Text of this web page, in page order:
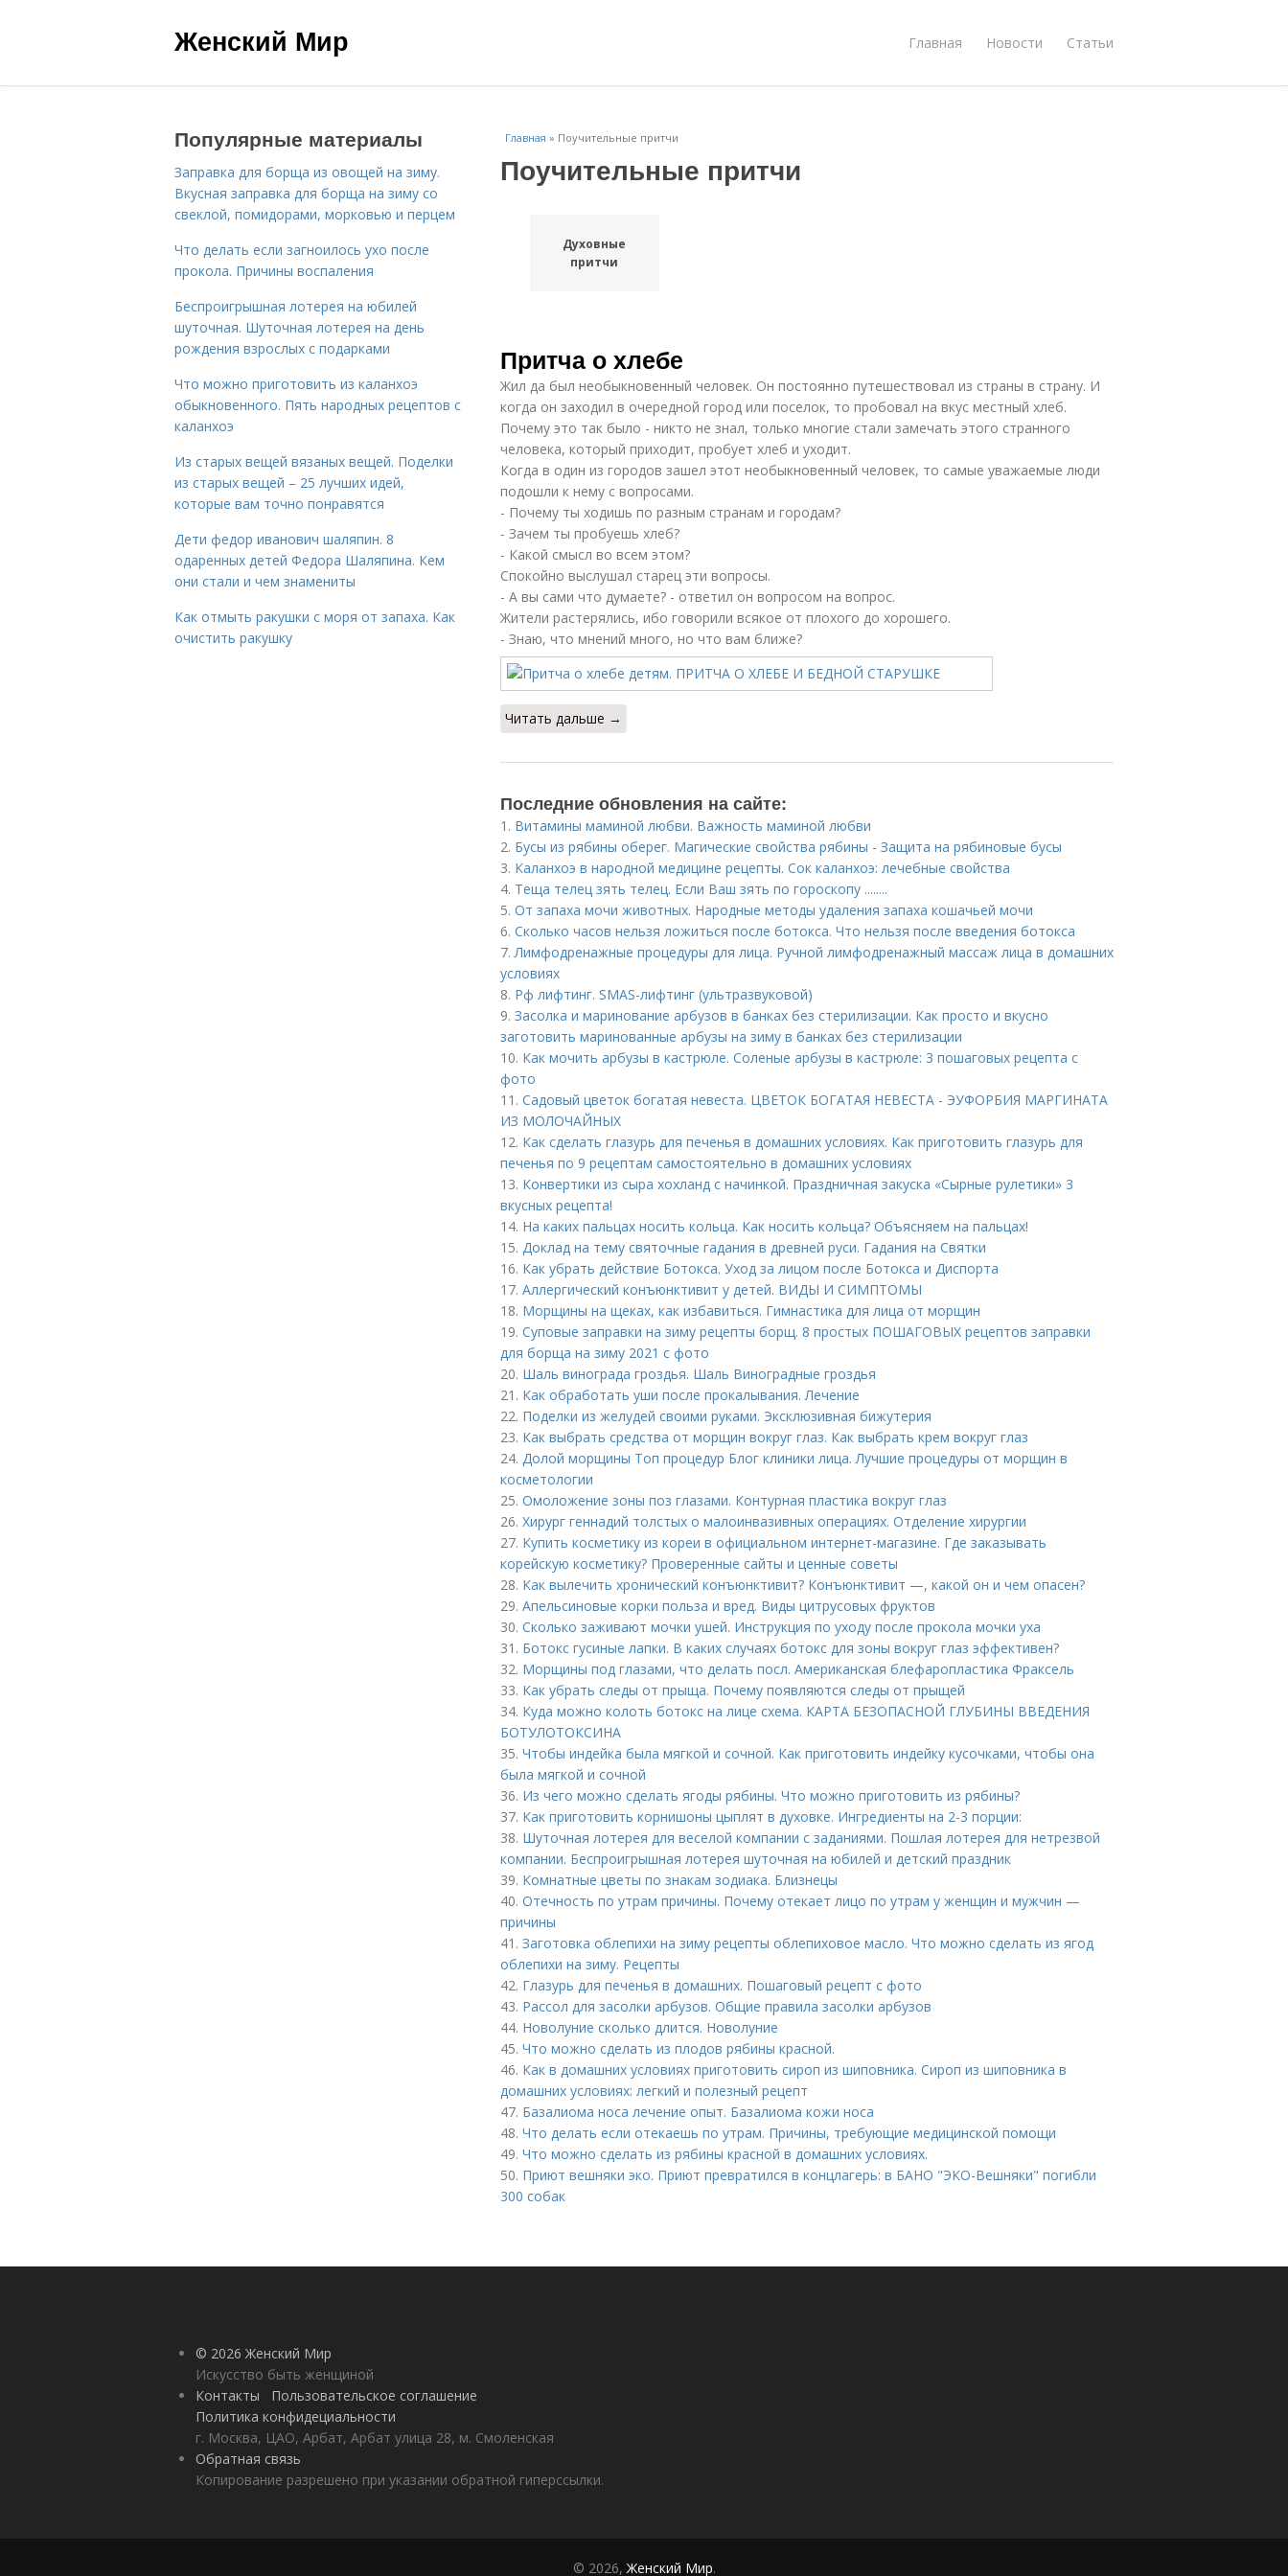
Женский Мир Главная Новости Статьи
Главная » Поучительные притчи
Поучительные притчи
Духовные
притчи
Притча о хлебе
Жил да был необыкновенный человек. Он постоянно путешествовал из страны в страну. И
когда он заходил в очередной город или поселок, то пробовал на вкус местный хлеб.
Почему это так было - никто не знал, только многие стали замечать этого странного
человека, который приходит, пробует хлеб и уходит.
Когда в один из городов зашел этот необыкновенный человек, то самые уважаемые люди
подошли к нему с вопросами.
- Почему ты ходишь по разным странам и городам?
- Зачем ты пробуешь хлеб?
- Какой смысл во всем этом?
Спокойно выслушал старец эти вопросы.
- А вы сами что думаете? - ответил он вопросом на вопрос.
Жители растерялись, ибо говорили всякое от плохого до хорошего.
- Знаю, что мнений много, но что вам ближе?
Читать дальше →
Последние обновления на сайте:
1. Витамины маминой любви. Важность маминой любви
2. Бусы из рябины оберег. Магические свойства рябины - Защита на рябиновые бусы
3. Каланхоэ в народной медицине рецепты. Сок каланхоэ: лечебные свойства
4. Теща телец зять телец. Если Ваш зять по гороскопу ........
5. От запаха мочи животных. Народные методы удаления запаха кошачьей мочи
6. Сколько часов нельзя ложиться после ботокса. Что нельзя после введения ботокса
7.Лимфодренажные процедуры для лица. Ручной лимфодренажный массаж лица в домашних
условиях
8. Рф лифтинг. SMAS-лифтинг (ультразвуковой)
9. Засолка и маринование арбузов в банках без стерилизации. Как просто и вкусно
заготовить маринованные арбузы на зиму в банках без стерилизации
10. Как мочить арбузы в кастрюле. Соленые арбузы в кастрюле: 3 пошаговых рецепта с
фото
11. Садовый цветок богатая невеста. ЦВЕТОК БОГАТАЯ НЕВЕСТА - ЭУФОРБИЯ МАРГИНАТА
ИЗ МОЛОЧАЙНЫХ
12. Как сделать глазурь для печенья в домашних условиях. Как приготовить глазурь для
печенья по 9 рецептам самостоятельно в домашних условиях
13. Конвертики из сыра хохланд с начинкой. Праздничная закуска «Сырные рулетики» 3
вкусных рецепта!
14. На каких пальцах носить кольца. Как носить кольца? Объясняем на пальцах!
15. Доклад на тему святочные гадания в древней руси. Гадания на Святки
16. Как убрать действие Ботокса. Уход за лицом после Ботокса и Диспорта
17. Аллергический конъюнктивит у детей. ВИДЫ И СИМПТОМЫ
18. Морщины на щеках, как избавиться. Гимнастика для лица от морщин
19. Суповые заправки на зиму рецепты борщ. 8 простых ПОШАГОВЫХ рецептов заправки
для борща на зиму 2021 с фото
20. Шаль винограда гроздья. Шаль Виноградные гроздья
21. Как обработать уши после прокалывания. Лечение
22. Поделки из желудей своими руками. Эксклюзивная бижутерия
23. Как выбрать средства от морщин вокруг глаз. Как выбрать крем вокруг глаз
24. Долой морщины Топ процедур Блог клиники лица. Лучшие процедуры от морщин в
косметологии
25. Омоложение зоны поз глазами. Контурная пластика вокруг глаз
26. Хирург геннадий толстых о малоинвазивных операциях. Отделение хирургии
27. Купить косметику из кореи в официальном интернет-магазине. Где заказывать
корейскую косметику? Проверенные сайты и ценные советы
28. Как вылечить хронический конъюнктивит? Конъюнктивит —, какой он и чем опасен?
29. Апельсиновые корки польза и вред. Виды цитрусовых фруктов
30. Сколько заживают мочки ушей. Инструкция по уходу после прокола мочки уха
31. Ботокс гусиные лапки. В каких случаях ботокс для зоны вокруг глаз эффективен?
32. Морщины под глазами, что делать посл. Американская блефаропластика Фраксель
33. Как убрать следы от прыща. Почему появляются следы от прыщей
34. Куда можно колоть ботокс на лице схема. КАРТА БЕЗОПАСНОЙ ГЛУБИНЫ ВВЕДЕНИЯ
БОТУЛОТОКСИНА
35. Чтобы индейка была мягкой и сочной. Как приготовить индейку кусочками, чтобы она
была мягкой и сочной
36. Из чего можно сделать ягоды рябины. Что можно приготовить из рябины?
37. Как приготовить корнишоны цыплят в духовке. Ингредиенты на 2-3 порции:
38. Шуточная лотерея для веселой компании с заданиями. Пошлая лотерея для нетрезвой
компании. Беспроигрышная лотерея шуточная на юбилей и детский праздник
39. Комнатные цветы по знакам зодиака. Близнецы
40. Отечность по утрам причины. Почему отекает лицо по утрам у женщин и мужчин —
причины
41. Заготовка облепихи на зиму рецепты облепиховое масло. Что можно сделать из ягод
облепихи на зиму. Рецепты
42. Глазурь для печенья в домашних. Пошаговый рецепт с фото
43. Рассол для засолки арбузов. Общие правила засолки арбузов
44. Новолуние сколько длится. Новолуние
45. Что можно сделать из плодов рябины красной.
46. Как в домашних условиях приготовить сироп из шиповника. Сироп из шиповника в
домашних условиях: легкий и полезный рецепт
47. Базалиома носа лечение опыт. Базалиома кожи носа
48. Что делать если отекаешь по утрам. Причины, требующие медицинской помощи
49. Что можно сделать из рябины красной в домашних условиях.
50. Приют вешняки эко. Приют превратился в концлагерь: в БАНО "ЭКО-Вешняки" погибли
300 собак
Популярные материалы
Заправка для борща из овощей на зиму.
Вкусная заправка для борща на зиму со
свеклой, помидорами, морковью и перцем
Что делать если загноилось ухо после
прокола. Причины воспаления
Беспроигрышная лотерея на юбилей
шуточная. Шуточная лотерея на день
рождения взрослых с подарками
Что можно приготовить из каланхоэ
обыкновенного. Пять народных рецептов с
каланхоэ
Из старых вещей вязаных вещей. Поделки
из старых вещей – 25 лучших идей,
которые вам точно понравятся
Дети федор иванович шаляпин. 8
одаренных детей Федора Шаляпина. Кем
они стали и чем знамениты
Как отмыть ракушки с моря от запаха. Как
очистить ракушку
© 2026 Женский Мир
Искусство быть женщиной
Контакты
Пользовательское соглашение
Политика конфидециальности
г. Москва, ЦАО, Арбат, Арбат улица 28, м. Смоленская
Обратная связь
Копирование разрешено при указании обратной гиперссылки.
© 2026, Женский Мир.